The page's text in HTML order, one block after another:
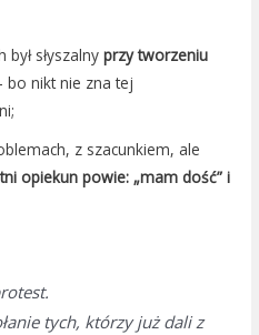
był słyszalnyprzy tworzeniu
bo nikt nie zna tej
z szacunkiem, ale
opiekun powie: „mam dość” i
tych, którzy już dali z